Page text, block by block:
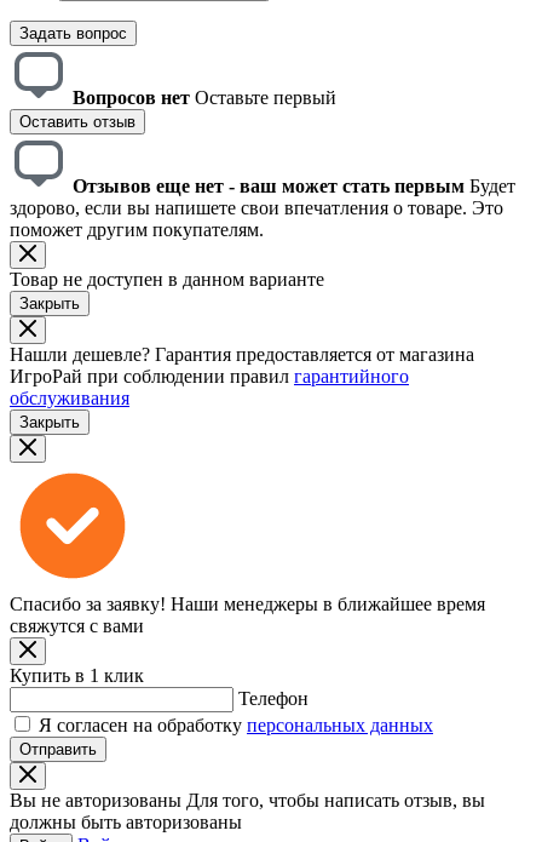
Задать вопрос
Вопросов нет Оставьте первый
Оставить отзыв
Отзывов еще нет - ваш может стать первым Будет
здорово, если вы напишете свои впечатления о товаре. Это
поможет другим покупателям.
Товар не доступен в данном варианте
Закрыть
Нашли дешевле? Гарантия предоставляется от магазина
ИгроРай при соблюдении правил гарантийного
обслуживания
Закрыть
Спасибо за заявку! Наши менеджеры в ближайшее время
свяжутся с вами
Купить в 1 клик
Телефон
Я согласен на обработку персональных данных
Отправить
Вы не авторизованы Для того, чтобы написать отзыв, вы
должны быть авторизованы